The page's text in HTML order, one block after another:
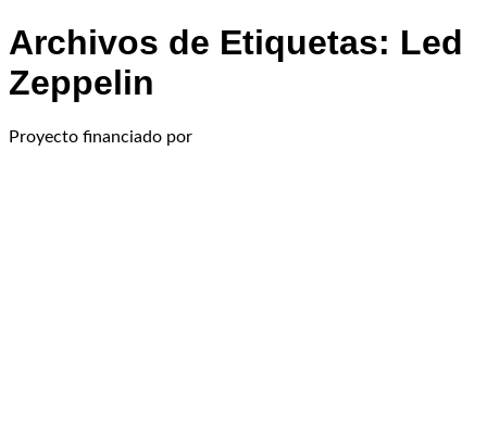
Archivos de Etiquetas: Led
Zeppelin
Proyecto financiado por